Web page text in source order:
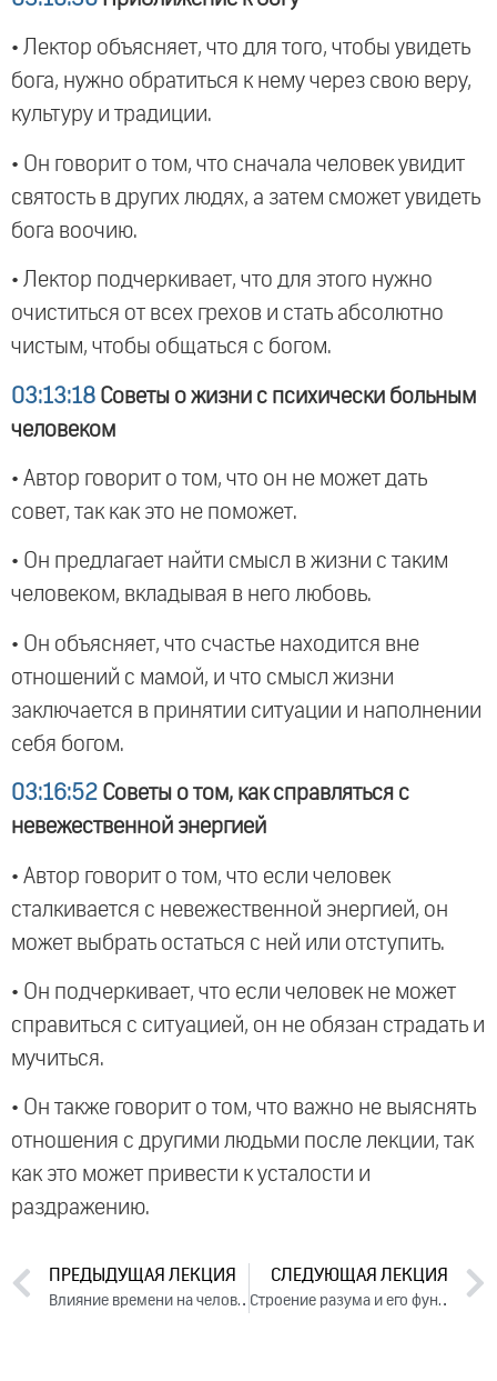
• Лектор объясняет, что для того, чтобы увидеть
бога, нужно обратиться к нему через свою веру,
культуру и традиции.
• Он говорит о том, что сначала человек увидит
святость в других людях, а затем сможет увидеть
бога воочию.
• Лектор подчеркивает, что для этого нужно
очиститься от всех грехов и стать абсолютно
чистым, чтобы общаться с богом.
03:13:18 Советы о жизни с психически больным
человеком
• Автор говорит о том, что он не может дать
совет, так как это не поможет.
• Он предлагает найти смысл в жизни с таким
человеком, вкладывая в него любовь.
• Он объясняет, что счастье находится вне
отношений с мамой, и что смысл жизни
заключается в принятии ситуации и наполнении
себя богом.
03:16:52 Советы о том, как справляться с
невежественной энергией
• Автор говорит о том, что если человек
сталкивается с невежественной энергией, он
может выбрать остаться с ней или отступить.
• Он подчеркивает, что если человек не может
справиться с ситуацией, он не обязан страдать и
мучиться.
• Он также говорит о том, что важно не выяснять
отношения с другими людьми после лекции, так
как это может привести к усталости и
раздражению.
ПРЕДЫДУЩАЯ ЛЕКЦИЯ
Влияние времени на человека. Лекция 2 (2016)
СЛЕДУЮЩАЯ ЛЕКЦИЯ
Строение разума и его функции. Лекция 1 (2016)